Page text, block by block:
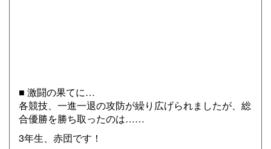
■ 激闘の果てに…
各競技、一進一退の攻防が繰り広げられましたが、総
合優勝を勝ち取ったのは……
3年生、赤団です！